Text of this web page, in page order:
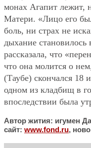
монах Агапит лежит,
Матери. «Лицо его
боль, ни страх не
дыхание становилось
рассказала, что
что она молится о
(Таубе) скончался 18
одном из кладбищ в
впоследствии была
Автор жития: игумен
сайт: www.fond .ru,